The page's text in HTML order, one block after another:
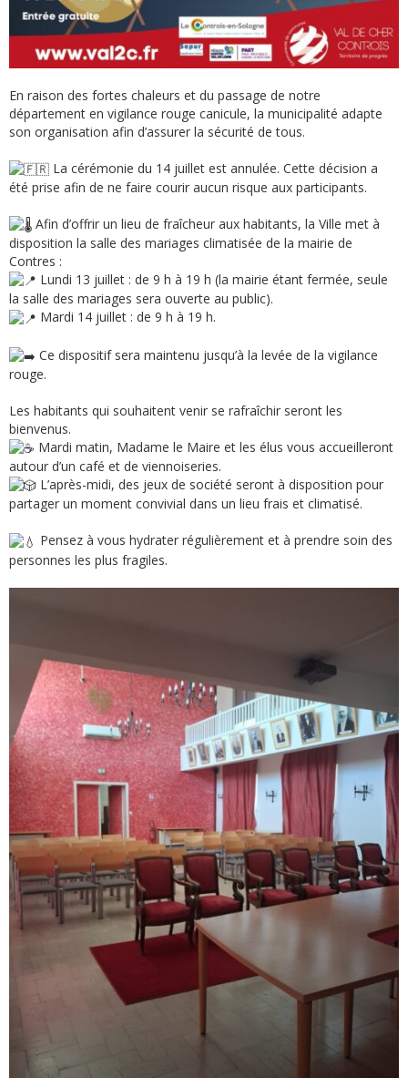
En raison des fortes chaleurs et du passage de notre
département en vigilance rouge canicule, la municipalité adapte
son organisation afin d’assurer la sécurité de tous.
La cérémonie du 14 juillet est annulée. Cette décision a
été prise afin de ne faire courir aucun risque aux participants.
Afin d’offrir un lieu de fraîcheur aux habitants, la Ville met à
disposition la salle des mariages climatisée de la mairie de
Contres :
Lundi 13 juillet : de 9 h à 19 h (la mairie étant fermée, seule
la salle des mariages sera ouverte au public).
Mardi 14 juillet : de 9 h à 19 h.
Ce dispositif sera maintenu jusqu’à la levée de la vigilance
rouge.
Les habitants qui souhaitent venir se rafraîchir seront les
bienvenus.
Mardi matin, Madame le Maire et les élus vous accueilleront
autour d’un café et de viennoiseries.
L’après-midi, des jeux de société seront à disposition pour
partager un moment convivial dans un lieu frais et climatisé.
Pensez à vous hydrater régulièrement et à prendre soin des
personnes les plus fragiles.